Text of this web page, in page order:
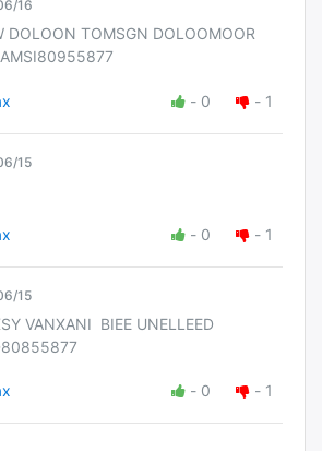
16
DOLOON TOMSGN DOLOOMOOR
AMSI80955877
- 0 - 1
15
- 0 - 1
15
VANXANI BIEE UNELLEED
- 0 - 1